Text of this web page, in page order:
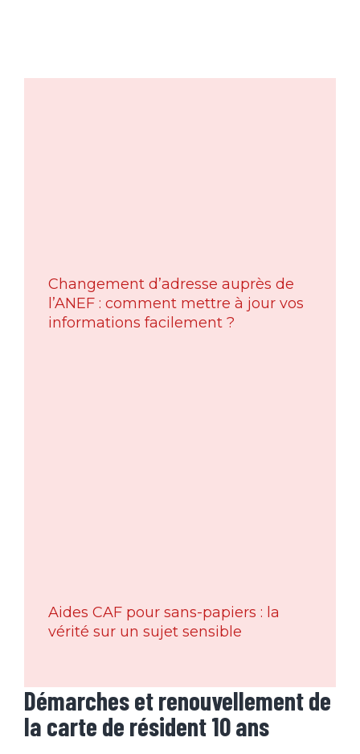
Changement d’adresse auprès de
l’ANEF : comment mettre à jour vos
informations facilement ?
Aides CAF pour sans-papiers : la
vérité sur un sujet sensible
Démarches et renouvellement de
la carte de résident 10 ans